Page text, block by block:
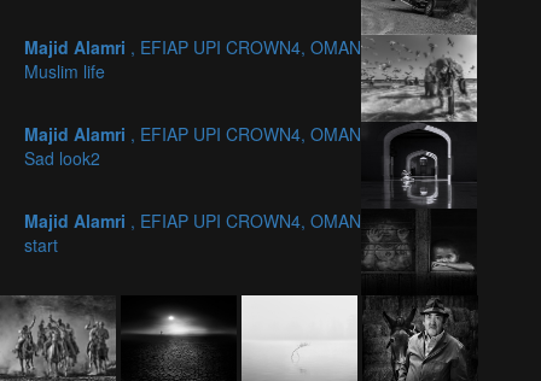
Majid Alamri , EFIAP UPI CROWN4, OMAN
Muslim life
Majid Alamri , EFIAP UPI CROWN4, OMAN
Sad look2
Majid Alamri , EFIAP UPI CROWN4, OMAN
start